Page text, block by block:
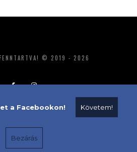
© 2019 - 2026
IMPRESSZUM MÉDIAAJÁNLAT
a Facebookon! Követem!
Bezárás